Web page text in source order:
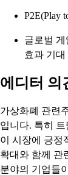
P2E(Play
글로벌 게
효과 기대
에디터 의
가상화폐 관련
입니다. 특히
이 시장에 긍정
확대와 함께 관
분야의 기업들